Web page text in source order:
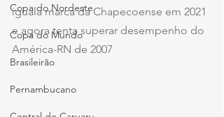
Copa do Nordeste
Copa do Mundo
Brasileirão
Pernambucano
iguala marca da Chapecoense em 2021
e agora tenta superar desempenho do
América-RN de 2007